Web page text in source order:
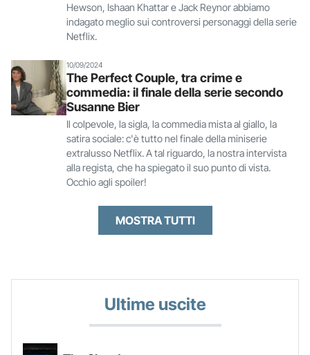
Hewson, Ishaan Khattar e Jack Reynor abbiamo
indagato meglio sui controversi personaggi della serie
Netflix.
10/09/2024
The Perfect Couple, tra crime e
commedia: il finale della serie secondo
Susanne Bier
Il colpevole, la sigla, la commedia mista al giallo, la
satira sociale: c'è tutto nel finale della miniserie
extralusso Netflix. A tal riguardo, la nostra intervista
alla regista, che ha spiegato il suo punto di vista.
Occhio agli spoiler!
MOSTRA TUTTI
Ultime uscite